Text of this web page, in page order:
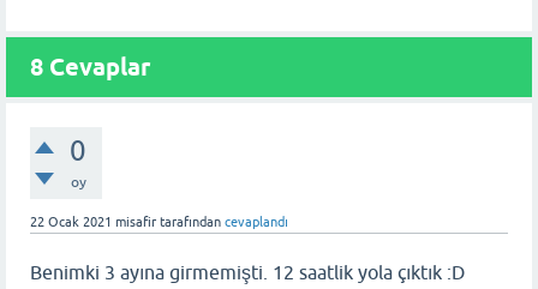
8 Cevaplar
0
oy
22 Ocak 2021 misafir tarafından cevaplandı
Benimki 3 ayına girmemişti. 12 saatlik yola çıktık :D